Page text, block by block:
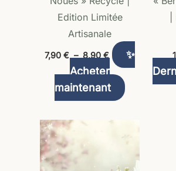
Edition Limitée
Artisanale
7,90 € – 8,90 €
✨
Acheter
maintenant
choisies
la
page
produit